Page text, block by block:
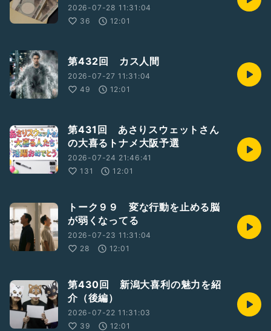
2026-07-28 11:31:04
36
12:01
第432回 カス人間
2026-07-27 11:31:04
49
12:01
第431回 あさりスウェットさん
の大喜るトナメ大阪予選
2026-07-24 21:46:41
131
12:01
トーク９９ 変な行動を止める脳
が弱くなってる
2026-07-23 11:31:04
28
12:01
第430回 新潟大喜利の魅力を紹
介（後編）
2026-07-22 11:31:03
39
12:01